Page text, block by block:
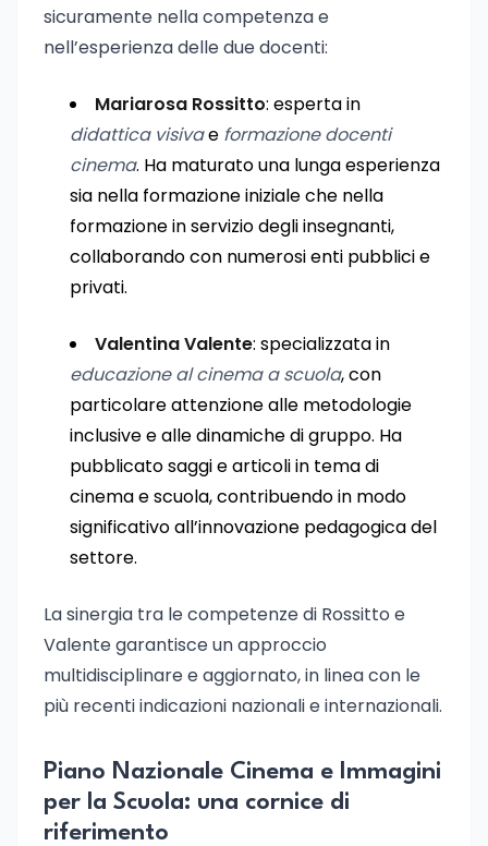
sicuramente nella competenza e
nell’esperienza delle due docenti:
Mariarosa Rossitto: esperta in
didattica visivae formazione docenti
cinema. Ha maturato una lunga esperienza
sia nella formazione iniziale che nella
formazione in servizio degli insegnanti,
collaborando con numerosi enti pubblici e
privati.
Valentina Valente: specializzata in
educazione al cinema a scuola, con
particolare attenzione alle metodologie
inclusive e alle dinamiche di gruppo. Ha
pubblicato saggi e articoli in tema di
cinema e scuola, contribuendo in modo
significativo all’innovazione pedagogica del
settore.
La sinergia tra le competenze di Rossitto e
Valente garantisce un approccio
multidisciplinare e aggiornato, in linea con le
più recenti indicazioni nazionali e internazionali.
Piano Nazionale Cinema e Immagini
per la Scuola: una cornice di
riferimento